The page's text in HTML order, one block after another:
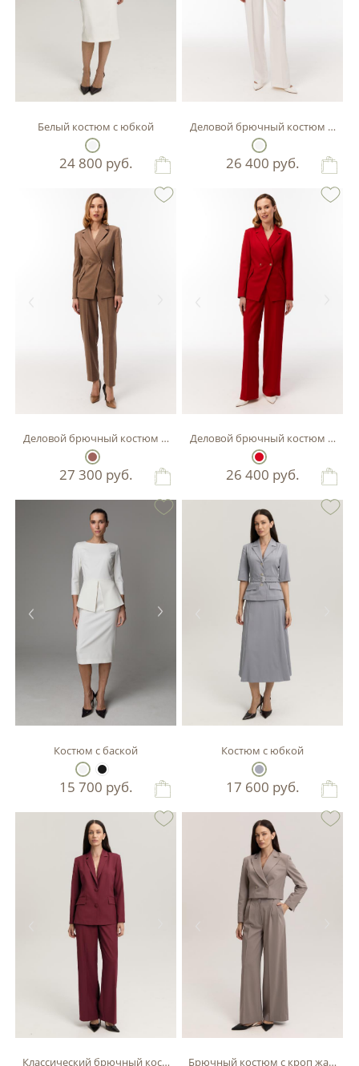
Белый костюм с юбкой
24 800 руб.
Деловой брючный костюм
26 400 руб.
Деловой брючный костюм в цвете мокко
27 300 руб.
Деловой брючный костюм
26 400 руб.
Костюм с баской
15 700 руб.
Костюм с юбкой
17 600 руб.
Классический брючный костюм Брючный костюм с кроп жакетом